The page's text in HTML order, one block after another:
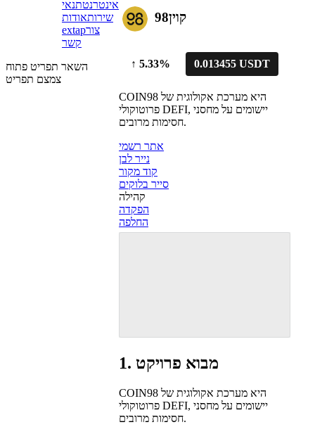
אינטרנטתנאי
שירותאודות
extapצור
קשר
השאר תפריט פתוח
צמצם תפריט
קוין98
↑ 5.33% 0.013455 USDT
COIN98 היא מערכת אקולוגית של
פרוטוקולי DEFI, יישומים על מחסני
חסימות מרובים.
אתר רשמי
נייר לבן
קוד מקור
סייר בלוקים
קהילה
הפקדה
החלפה
1. מבוא פרויקט
COIN98 היא מערכת אקולוגית של
פרוטוקולי DEFI, יישומים על מחסני
חסימות מרובים.